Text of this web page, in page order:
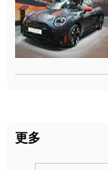
更多